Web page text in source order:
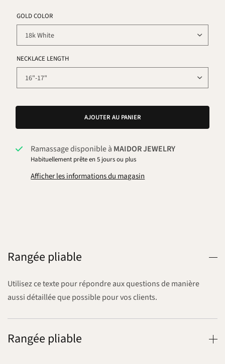
GOLD COLOR
NECKLACE LENGTH
AJOUTER AU PANIER
Ramassage disponible à MAIDOR JEWELRY
Habituellement prête en 5 jours ou plus
Afficher les informations du magasin
Rangée pliable
Utilisez ce texte pour répondre aux questions de manière
aussi détaillée que possible pour vos clients.
Rangée pliable